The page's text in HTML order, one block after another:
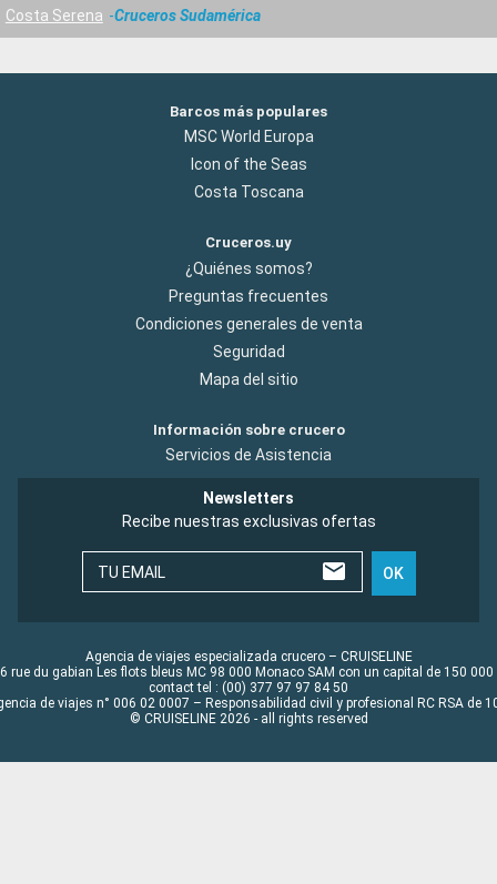
Costa Serena
Cruceros Sudamérica
Barcos más populares
MSC World Europa
Icon of the Seas
Costa Toscana
Cruceros.uy
¿Quiénes somos?
Preguntas frecuentes
Condiciones generales de venta
Seguridad
Mapa del sitio
Información sobre crucero
Servicios de Asistencia
Newsletters
Recibe nuestras exclusivas ofertas
TU EMAIL OK
Agencia de viajes especializada crucero – CRUISELINE
rue du gabian Les flots bleus MC 98 000 Monaco SAM con un capital de 150 000
contact tel : (00) 377 97 97 84 50
de viajes n° 006 02 0007 – Responsabilidad civil y profesional RC RSA de
© CRUISELINE 2026 - all rights reserved